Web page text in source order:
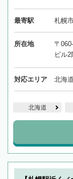
最寄駅 札幌
所在地
〒
ビル2
対応エリア 北海道
北海道